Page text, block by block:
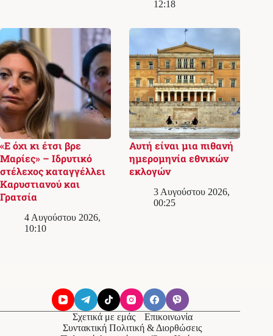
12:18
«Ε όχι κι έτσι βρε
Μαρίες» – Ιδρυτικό
στέλεχος καταγγέλλει
Καρυστιανού και
Γρατσία
4 Αυγούστου 2026,
10:10
Αυτή είναι μια πιθανή
ημερομηνία εθνικών
εκλογών
3 Αυγούστου 2026,
00:25
Σχετικά με εμάς
Επικοινωνία
Συντακτική Πολιτική & Διορθώσεις